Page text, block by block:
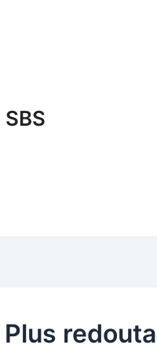
SBS
Plus